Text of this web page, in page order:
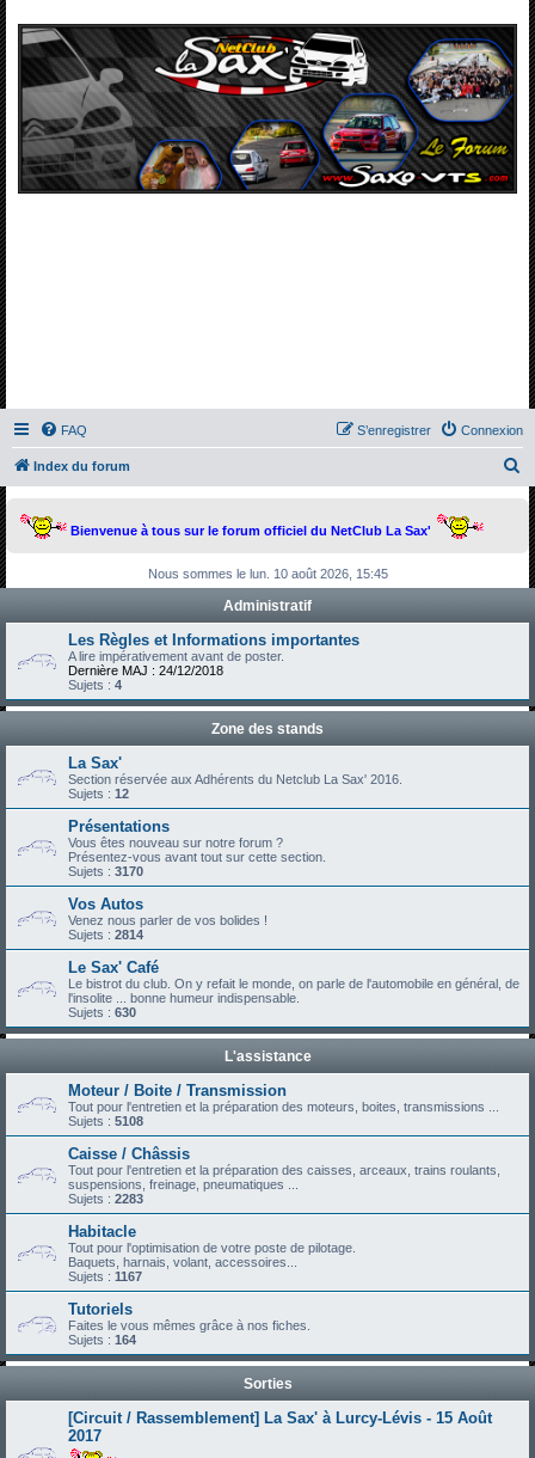
FAQ Connexion
S’enregistrer
Index du forum
Bienvenue à tous sur le forum officiel du NetClub La Sax'
Nous sommes le lun. 10 août 2026, 15:45
Administratif
Les Règles et Informations importantes
A lire impérativement avant de poster.
Dernière MAJ : 24/12/2018
Sujets : 4
Zone des stands
La Sax'
Section réservée aux Adhérents du Netclub La Sax' 2016.
Sujets : 12
Présentations
Vous êtes nouveau sur notre forum ?
Présentez-vous avant tout sur cette section.
Sujets : 3170
Vos Autos
Venez nous parler de vos bolides !
Sujets : 2814
Le Sax' Café
Le bistrot du club. On y refait le monde, on parle de l'automobile en général, de
l'insolite ... bonne humeur indispensable.
Sujets : 630
L'assistance
Moteur / Boite / Transmission
Tout pour l'entretien et la préparation des moteurs, boites, transmissions ...
Sujets : 5108
Caisse / Châssis
Tout pour l'entretien et la préparation des caisses, arceaux, trains roulants,
suspensions, freinage, pneumatiques ...
Sujets : 2283
Habitacle
Tout pour l'optimisation de votre poste de pilotage.
Baquets, harnais, volant, accessoires...
Sujets : 1167
Tutoriels
Faites le vous mêmes grâce à nos fiches.
Sujets : 164
Sorties
[Circuit / Rassemblement] La Sax' à Lurcy-Lévis - 15 Août
2017